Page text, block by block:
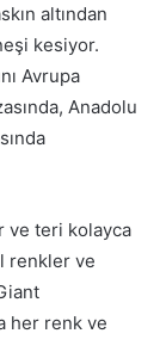
altından
kesiyor.
Avrupa
Anadolu
ve teri kolayca
renkler ve
her renk ve